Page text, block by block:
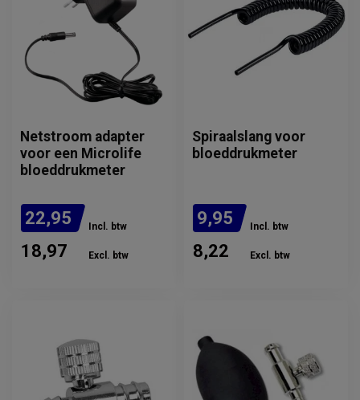
Netstroom adapter
voor een Microlife
bloeddrukmeter
22,95 Incl. btw
18,97 Excl. btw
Spiraalslang voor
bloeddrukmeter
9,95 Incl. btw
8,22 Excl. btw